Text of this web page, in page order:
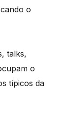
o
talks,
o
típicos da